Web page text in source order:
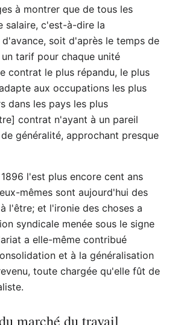
à montrer que de tous les
salaire, c'est-à-dire la
soit d'après le temps de
tarif pour chaque unité
contrat le plus répandu, le plus
aux occupations les plus
dans les pays les plus
contrat n'ayant à un pareil
généralité, approchant presque
l'est plus encore cent ans
mêmes sont aujourd'hui des
l'être; et l'ironie des choses a
syndicale menée sous le signe
a elle-même contribué
et à la généralisation
toute chargée qu'elle fût de
marché du travail